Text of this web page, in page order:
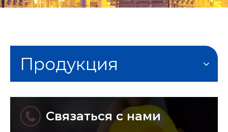
Продукция
Связаться с нами